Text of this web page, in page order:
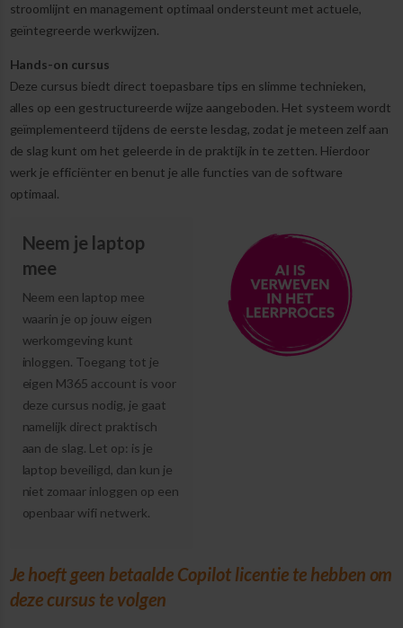
stroomlijnt en management optimaal ondersteunt met actuele,
geïntegreerde werkwijzen.
Hands-on cursus
Deze cursus biedt direct toepasbare tips en slimme technieken,
alles op een gestructureerde wijze aangeboden. Het systeem wordt
geïmplementeerd tijdens de eerste lesdag, zodat je meteen zelf aan
de slag kunt om het geleerde in de praktijk in te zetten. Hierdoor
werk je efficiënter en benut je alle functies van de software
optimaal.
Neem je laptop
mee
Neem een laptop mee
waarin je op jouw eigen
werkomgeving kunt
inloggen. Toegang tot je
eigen M365 account is voor
deze cursus nodig, je gaat
namelijk direct praktisch
aan de slag. Let op: is je
laptop beveiligd, dan kun je
niet zomaar inloggen op een
openbaar wifi netwerk.
Je hoeft geen betaalde Copilot licentie te hebben om
deze cursus te volgen